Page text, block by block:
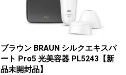
ブラウン BRAUN シルクエキスパ
ート Pro5 光美容器 PL5243【新
品未開封品】